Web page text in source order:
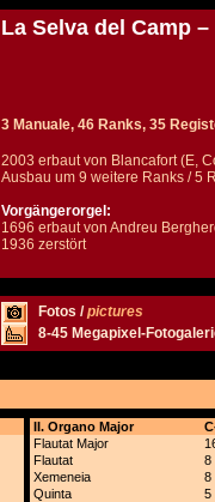
La Selva del Camp
3 Manuale, 46 Ranks, 35
2003 erbaut von Blancafort (E,
Ausbau um 9 weitere Ranks / 5
Vorgängerorgel:
1696 erbaut von Andreu
1936 zerstört
Fotos /pictures
8-45 Megapixel-
II. Organo Major
Flautat Major
Flautat 8
Xemeneia 8
Quinta 5